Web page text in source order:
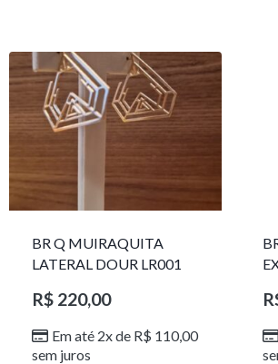
BR Q MUIRAQUITA
LATERAL DOUR LR001
R$220,00
Em até 2x de R$ 110,00
sem juros